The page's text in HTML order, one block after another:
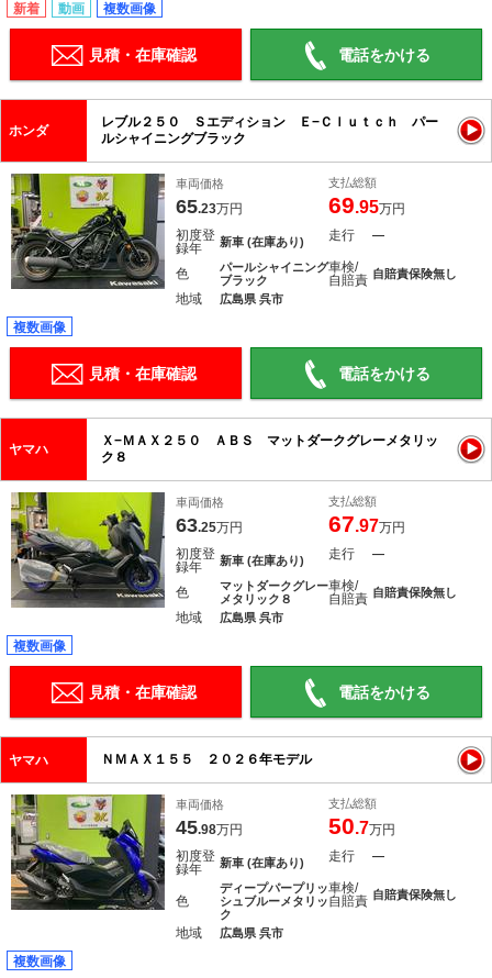
新着 動画 複数画像
見積・在庫確認 電話をかける
ホンダ
レブル２５０ Ｓエディション Ｅ−Ｃｌｕｔｃｈ パー
ルシャイニングブラック
車両価格
65.23万円
支払総額
69.95万円
初度登
録年
新車 (在庫あり) 走行 ―
色
パールシャイニング
ブラック
車検/
自賠責 自賠責保険無し
地域 広島県 呉市
複数画像
見積・在庫確認 電話をかける
ヤマハ
Ｘ−ＭＡＸ２５０ ＡＢＳ マットダークグレーメタリッ
ク８
車両価格
63.25万円
支払総額
67.97万円
初度登
録年
新車 (在庫あり) 走行 ―
色
マットダークグレー
メタリック８
車検/
自賠責 自賠責保険無し
地域 広島県 呉市
複数画像
見積・在庫確認 電話をかける
ヤマハ ＮＭＡＸ１５５ ２０２６年モデル
車両価格
45.98万円
支払総額
50.7万円
初度登
録年
新車 (在庫あり) 走行 ―
色
ディープパープリッ
シュブルーメタリッ
ク
車検/
自賠責 自賠責保険無し
地域 広島県 呉市
複数画像